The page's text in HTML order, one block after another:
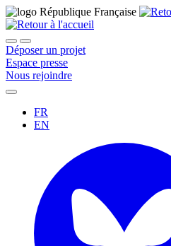
Déposer un projet
Espace presse
Nous rejoindre
FR
EN